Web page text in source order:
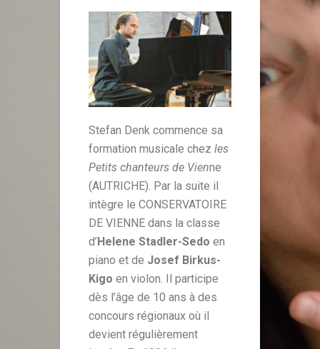
Stefan Denk commence sa
formation musicale chez les
Petits chanteurs de Vienne
(AUTRICHE). Par la suite il
intègre le CONSERVATOIRE
DE VIENNE dans la classe
d’Helene Stadler-Sedo en
piano et de Josef Birkus-
Kigo en violon. Il participe
dès l’âge de 10 ans à des
concours régionaux où il
devient régulièrement